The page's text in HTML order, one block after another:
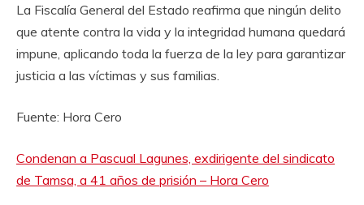
La Fiscalía General del Estado reafirma que ningún delito
que atente contra la vida y la integridad humana quedará
impune, aplicando toda la fuerza de la ley para garantizar
justicia a las víctimas y sus familias.
Fuente: Hora Cero
Condenan a Pascual Lagunes, exdirigente del sindicato
de Tamsa, a 41 años de prisión – Hora Cero